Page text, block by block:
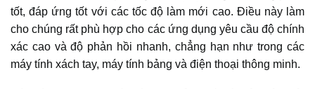
tốt, đáp ứng tốt với các tốc độ làm mới cao. Điều này làm
cho chúng rất phù hợp cho các ứng dụng yêu cầu độ chính
xác cao và độ phản hồi nhanh, chẳng hạn như trong các
máy tính xách tay, máy tính bảng và điện thoại thông minh.